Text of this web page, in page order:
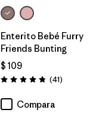
Enterito Bebé Furry
Friends Bunting
$ 109
Valoración: 4.8 / 5
(41Comentarios
)
Compara